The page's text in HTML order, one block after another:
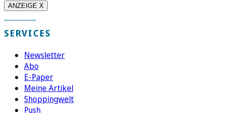
ANZEIGE X
SERVICES
Newsletter
Abo
E-Paper
Meine Artikel
Shoppingwelt
Push